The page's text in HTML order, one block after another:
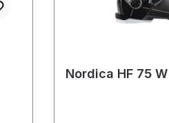
Nordica HF 75 W